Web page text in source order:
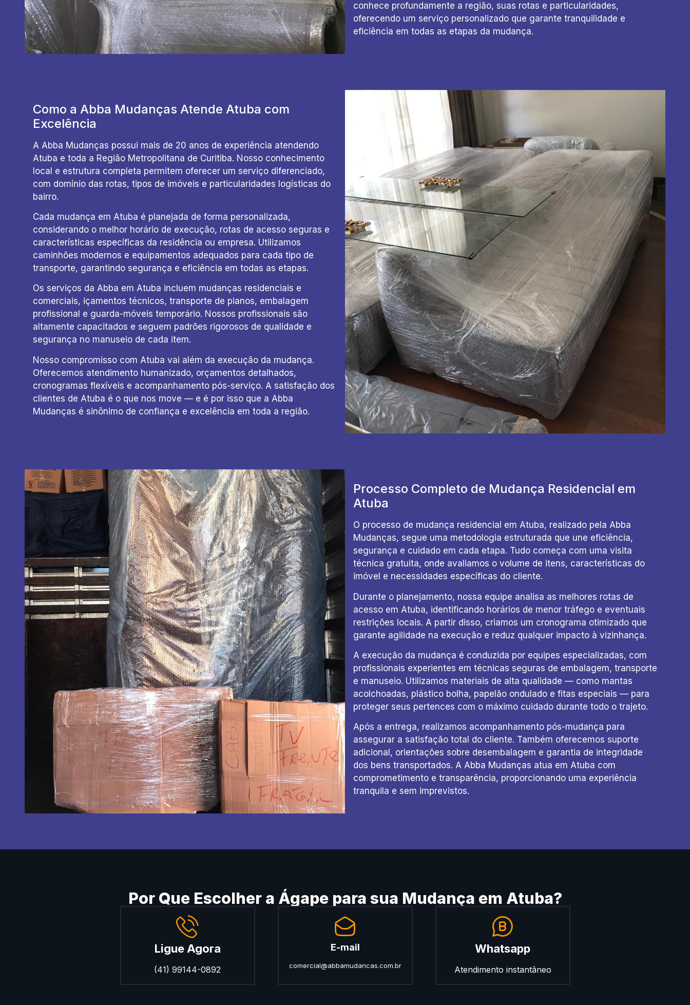
conhece profundamente a região, suas rotas e particularidades,
oferecendo um serviço personalizado que garante tranquilidade e
eficiência em todas as etapas da mudança.
Como a Abba Mudanças Atende Atuba com
Excelência
A Abba Mudanças possui mais de 20 anos de experiência atendendo
Atuba e toda a Região Metropolitana de Curitiba. Nosso conhecimento
local e estrutura completa permitem oferecer um serviço diferenciado,
com domínio das rotas, tipos de imóveis e particularidades logísticas do
bairro.
Cada mudança em Atuba é planejada de forma personalizada,
considerando o melhor horário de execução, rotas de acesso seguras e
características específicas da residência ou empresa. Utilizamos
caminhões modernos e equipamentos adequados para cada tipo de
transporte, garantindo segurança e eficiência em todas as etapas.
Os serviços da Abba em Atuba incluem mudanças residenciais e
comerciais, içamentos técnicos, transporte de pianos, embalagem
profissional e guarda-móveis temporário. Nossos profissionais são
altamente capacitados e seguem padrões rigorosos de qualidade e
segurança no manuseio de cada item.
Nosso compromisso com Atuba vai além da execução da mudança.
Oferecemos atendimento humanizado, orçamentos detalhados,
cronogramas flexíveis e acompanhamento pós-serviço. A satisfação dos
clientes de Atuba é o que nos move — e é por isso que a Abba
Mudanças é sinônimo de confiança e excelência em toda a região.
Processo Completo de Mudança Residencial em
Atuba
O processo de mudança residencial em Atuba, realizado pela Abba
Mudanças, segue uma metodologia estruturada que une eficiência,
segurança e cuidado em cada etapa. Tudo começa com uma visita
técnica gratuita, onde avaliamos o volume de itens, características do
imóvel e necessidades específicas do cliente.
Durante o planejamento, nossa equipe analisa as melhores rotas de
acesso em Atuba, identificando horários de menor tráfego e eventuais
restrições locais. A partir disso, criamos um cronograma otimizado que
garante agilidade na execução e reduz qualquer impacto à vizinhança.
A execução da mudança é conduzida por equipes especializadas, com
profissionais experientes em técnicas seguras de embalagem, transporte
e manuseio. Utilizamos materiais de alta qualidade — como mantas
acolchoadas, plástico bolha, papelão ondulado e fitas especiais — para
proteger seus pertences com o máximo cuidado durante todo o trajeto.
Após a entrega, realizamos acompanhamento pós-mudança para
assegurar a satisfação total do cliente. Também oferecemos suporte
adicional, orientações sobre desembalagem e garantia de integridade
dos bens transportados. A Abba Mudanças atua em Atuba com
comprometimento e transparência, proporcionando uma experiência
tranquila e sem imprevistos.
Por Que Escolher a Ágape para sua Mudança em Atuba?
Ligue Agora
(41) 99144-0892
E-mail
comercial@abbamudancas.com.br
Whatsapp
Atendimento instantâneo